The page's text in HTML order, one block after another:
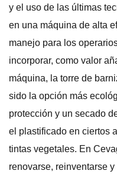
y el uso de las últimas
en una máquina de alta
manejo para los
incorporar, como valor
máquina, la torre de
sido la opción más
protección y un secado
el plastificado en ciertos
tintas vegetales. En
renovarse, reinventarse